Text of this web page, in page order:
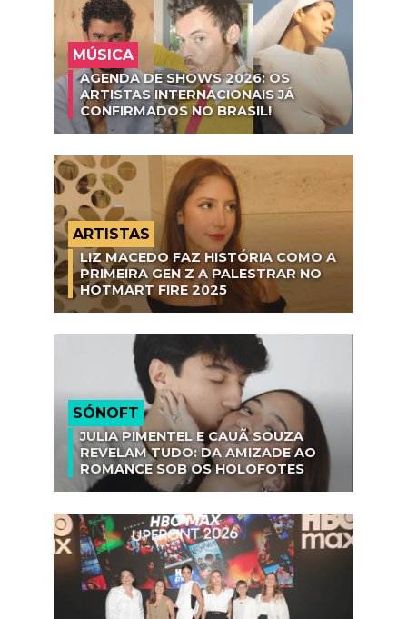
MÚSICA
AGENDA DE SHOWS 2026: OS
ARTISTAS INTERNACIONAIS JÁ
CONFIRMADOS NO BRASIL!
ARTISTAS
LIZ MACEDO FAZ HISTÓRIA COMO A
PRIMEIRA GEN Z A PALESTRAR NO
HOTMART FIRE 2025
SÓNOFT
JULIA PIMENTEL E CAUÃ SOUZA
REVELAM TUDO: DA AMIZADE AO
ROMANCE SOB OS HOLOFOTES